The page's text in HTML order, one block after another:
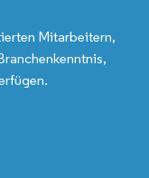
Mitarbeitern,